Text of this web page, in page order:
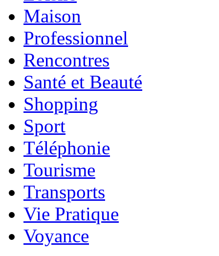
Maison
Professionnel
Rencontres
Santé et Beauté
Shopping
Sport
Téléphonie
Tourisme
Transports
Vie Pratique
Voyance